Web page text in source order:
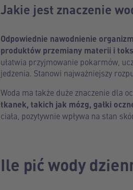
Jakie jest znaczenie
Odpowiednie nawodnienie
produktów przemiany materii i
ułatwia przyjmowanie pokarmów,
jedzenia. Stanowi najważniejszy
Woda ma także duże znaczenie dla
tkanek, takich jak mózg, gałki
ciała, pozytywnie wpływa na stan
Ile pić wody